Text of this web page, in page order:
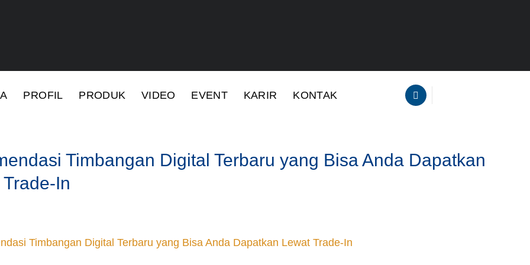
PROFIL PRODUK VIDEO EVENT KARIR KONTAK
Timbangan Digital Terbaru yang Bisa Anda Dapatkan
In